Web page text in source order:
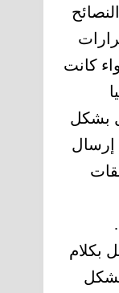
كانت
بشكل
إرسال
بكلام